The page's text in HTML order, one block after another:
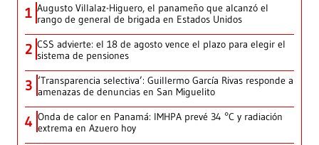
1 Augusto Villalaz-Higuero, el panameño que alcanzó el
rango de general de brigada en Estados Unidos
2 CSS advierte: el 18 de agosto vence el plazo para elegir el
sistema de pensiones
3 ‘Transparencia selectiva’: Guillermo García Rivas responde a
amenazas de denuncias en San Miguelito
4 Onda de calor en Panamá: IMHPA prevé 34 °C y radiación
extrema en Azuero hoy